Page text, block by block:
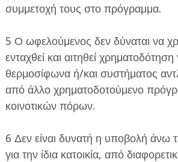
συμμετοχή τους στο πρόγραμμα.
5 Ο ωφελούμενος δεν δύναται να
ενταχθεί και αιτηθεί
θερμοσίφωνα ή/και συστήματος
από άλλο χρηματοδοτούμενο
κοινοτικών πόρων.
6 Δεν είναι δυνατή η υποβολή άνω
για την ίδια κατοικία, από